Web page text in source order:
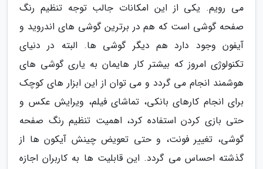
می رویم. یکی از این امکانات جالب توجه تنظیم رنگ
صفحه گوشی است که هم در برترین گوشی های اندروید و
آیفون وجود دارد هم دیگر گوشی ها. البته در دنیای
تکنولوژی امروز که بیشتر کار هایمان به یاری گوشی های
هوشمند انجام می گردد و می توان از این ابزار های کوچک
برای انجام کارهای بانکی، تماشای فیلم، ویرایش عکس و
حتی بازی کردن استفاده کرد، اهمیت تنظیم رنگ صفحه
گوشی، تغییر فونت، و حتی تعویض چینش آیکون ها از
گذشته احساس می گردد. این قابلیت ها به کاربران اجازه